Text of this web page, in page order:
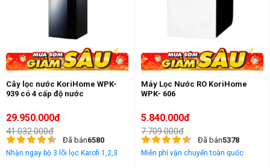
Cây lọc nước KoriHome WPK-
939 có 4 cấp độ nước
29.950.000đ
41.032.000đ
Đã bán6580
Nhận ngay bộ 3 lõi lọc Karofi 1,2,3
Máy Lọc Nước RO KoriHome
WPK- 606
5.840.000đ
7.709.000đ
Đã bán5378
Miễn phí vận chuyển toàn quốc